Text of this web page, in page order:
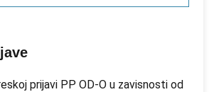
prijavi PP OD-O u zavisnosti od